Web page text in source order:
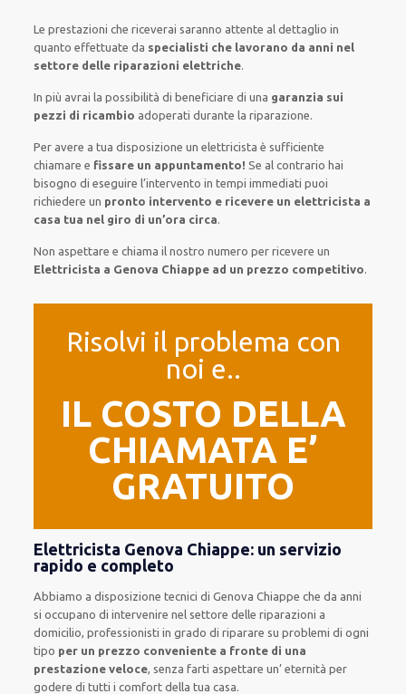
Le prestazioni che riceverai saranno attente al dettaglio in
quanto effettuate da specialisti che lavorano da anni nel
settore delle riparazioni elettriche.
In più avrai la possibilità di beneficiare di una garanzia sui
pezzi di ricambio adoperati durante la riparazione.
Per avere a tua disposizione un elettricistaè sufficiente
chiamare e fissare un appuntamento! Se al contrario hai
bisogno dieseguire l’intervento in tempiimmediati puoi
richiedere un pronto intervento e ricevere un elettricista a
casa tua nel giro di un’ora circa.
Non aspettare e chiama il nostro numero per ricevere un
Elettricista a Genova Chiappe ad un prezzo competitivo.
Risolvi il problema con
noi e..
IL COSTO DELLA
CHIAMATA E’
GRATUITO
Elettricista Genova Chiappe: un servizio
rapido e completo
Abbiamo a disposizionetecnici di Genova Chiappe che da anni
si occupano di intervenirenel settore delle riparazioni a
domicilio, professionistiin grado di riparare su problemi di ogni
tipo per un prezzo conveniente a fronte di una
prestazione veloce, senza farti aspettare un’ eternità per
godere di tutti i comfort della tua casa.